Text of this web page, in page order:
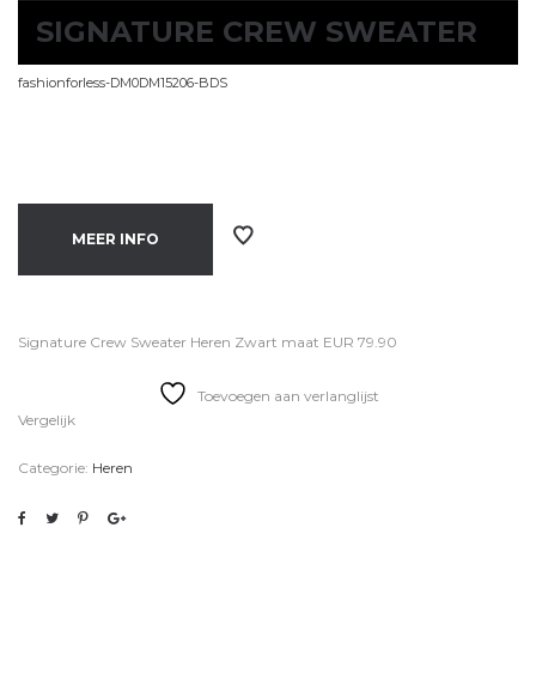
SIGNATURE CREW SWEATER
fashionforless-DM0DM15206-BDS
MEER INFO
Signature Crew Sweater Heren Zwart maat EUR 79.90
Toevoegen aan verlanglijst
Vergelijk
Categorie: Heren